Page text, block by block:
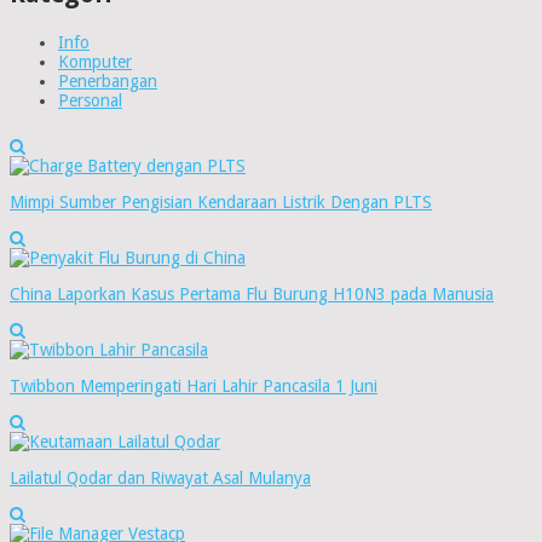
Info
Komputer
Penerbangan
Personal
Mimpi Sumber Pengisian Kendaraan Listrik Dengan PLTS
China Laporkan Kasus Pertama Flu Burung H10N3 pada Manusia
Twibbon Memperingati Hari Lahir Pancasila 1 Juni
Lailatul Qodar dan Riwayat Asal Mulanya